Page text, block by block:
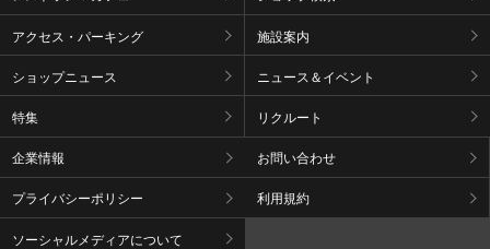
アクセス・パーキング 施設案内
ショップニュース ニュース＆イベント
特集 リクルート
企業情報 お問い合わせ
プライバシーポリシー 利用規約
ソーシャルメディアについて